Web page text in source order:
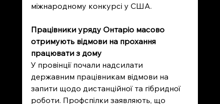
міжнародному конкурсі у США.
Працівники уряду Онтаріо масово
отримують відмови на прохання
працювати з дому
У провінції почали надсилати
державним працівникам відмови на
запити щодо дистанційної та гібридної
роботи. Профспілки заявляють, що